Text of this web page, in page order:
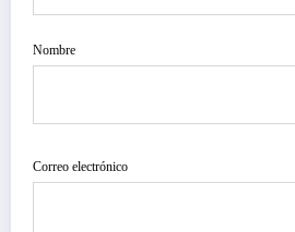
Nombre
Correo electrónico